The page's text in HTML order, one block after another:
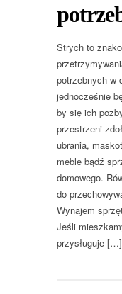
Strych to
potrzebnych w
jednocześnie
by się ich
przestrzeni
ubrania,
meble bądź
domowego.
do
Wynajem
Jeśli
przysługuje […]